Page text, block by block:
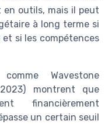
outils, mais il peut
à long terme si
et si les compétences
Wavestone
montrent que
financièrement
un certain seuil